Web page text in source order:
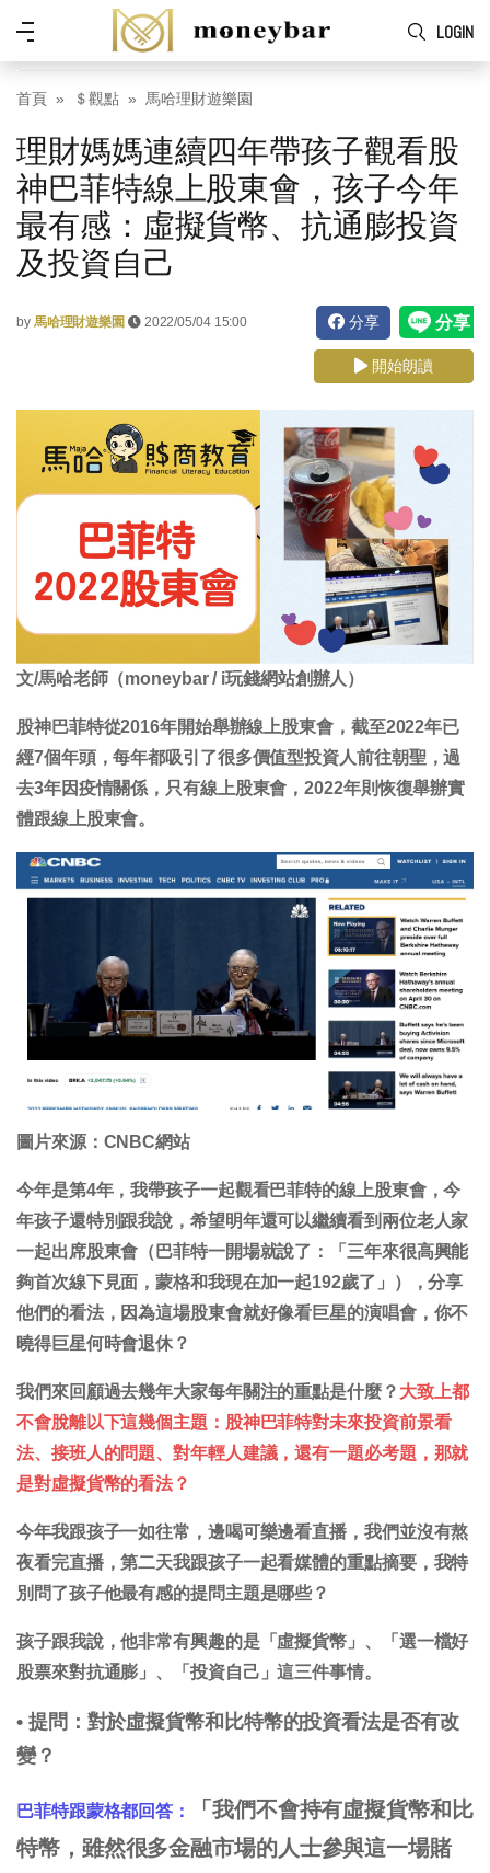
Skip to main content
LOGIN
功
能
表
首頁 ＄觀點 馬哈理財遊樂園
理財媽媽連續四年帶孩子觀看股
神巴菲特線上股東會，孩子今年
最有感：虛擬貨幣、抗通膨投資
及投資自己
by 馬哈理財遊樂園 2022/05/04 15:00 分享
開始朗讀
文/馬哈老師（moneybar / i玩錢網站創辦人）
股神巴菲特從2016年開始舉辦線上股東會，截至2022年已
經7個年頭，每年都吸引了很多價值型投資人前往朝聖，過
去3年因疫情關係，只有線上股東會，2022年則恢復舉辦實
體跟線上股東會。
圖片來源：CNBC網站
今年是第4年，我帶孩子一起觀看巴菲特的線上股東會，今
年孩子還特別跟我說，希望明年還可以繼續看到兩位老人家
一起出席股東會（巴菲特一開場就說了：「三年來很高興能
夠首次線下見面，蒙格和我現在加一起192歲了」），分享
他們的看法，因為這場股東會就好像看巨星的演唱會，你不
曉得巨星何時會退休？
我們來回顧過去幾年大家每年關注的重點是什麼？ 大致上都
不會脫離以下這幾個主題：股神巴菲特對未來投資前景看
法、接班人的問題、對年輕人建議，還有一題必考題，那就
是對虛擬貨幣的看法？
今年我跟孩子一如往常，邊喝可樂邊看直播，我們並沒有熬
夜看完直播，第二天我跟孩子一起看媒體的重點摘要，我特
別問了孩子他最有感的提問主題是哪些？
孩子跟我說，他非常有興趣的是「虛擬貨幣」、「選一檔好
股票來對抗通膨」、「投資自己」這三件事情。
• 提問：對於虛擬貨幣和比特幣的投資看法是否有改
變？
巴菲特跟蒙格都回答：
「我們不會持有虛擬貨幣和比
特幣，雖然很多金融市場的人士參與這一場賭